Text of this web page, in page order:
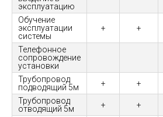
эксплуатацию
Обучение
эксплуатации
системы
+ +
Телефонное
сопровождение
установки
Трубопровод
подводящий 5м
+ +
Трубопровод
отводящий 5м
+ +